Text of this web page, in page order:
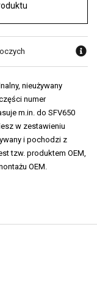
nieużywany
numer
m.in. do SFV650
w zestawieniu
i pochodzi z
tzw. produktem OEM,
OEM.